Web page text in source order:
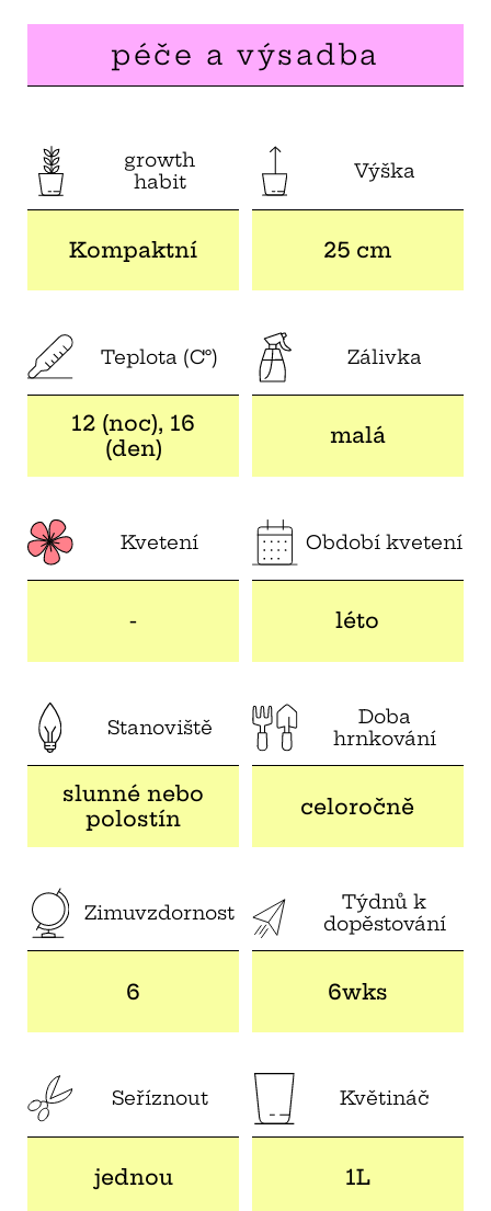
péče a výsadba
growth
habit
Kompaktní
Výška
25 cm
Teplota (C°)
12 (noc), 16
(den)
Zálivka
malá
Kvetení
-
Období kvetení
léto
Stanoviště
slunné nebo
polostín
Doba
hrnkování
celoročně
Zimuvzdornost
6
Týdnů k
dopěstování
6wks
Seříznout
jednou
Květináč
1L